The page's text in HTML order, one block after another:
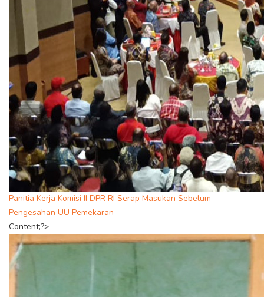
Panitia Kerja Komisi II DPR RI Serap Masukan Sebelum
Pengesahan UU Pemekaran
Content;?>